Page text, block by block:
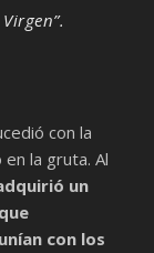
con la
la gruta. Al
un
con los